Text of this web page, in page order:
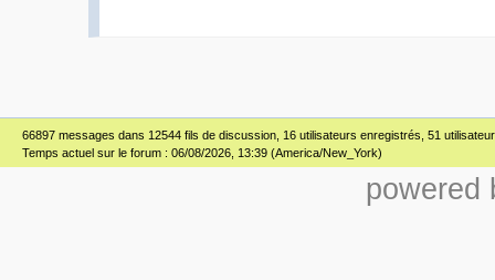
66897 messages dans 12544 fils de discussion, 16 utilisateurs enregistrés, 51
Temps actuel sur le forum : 06/08/2026, 13:39 (America/New_York)
powered